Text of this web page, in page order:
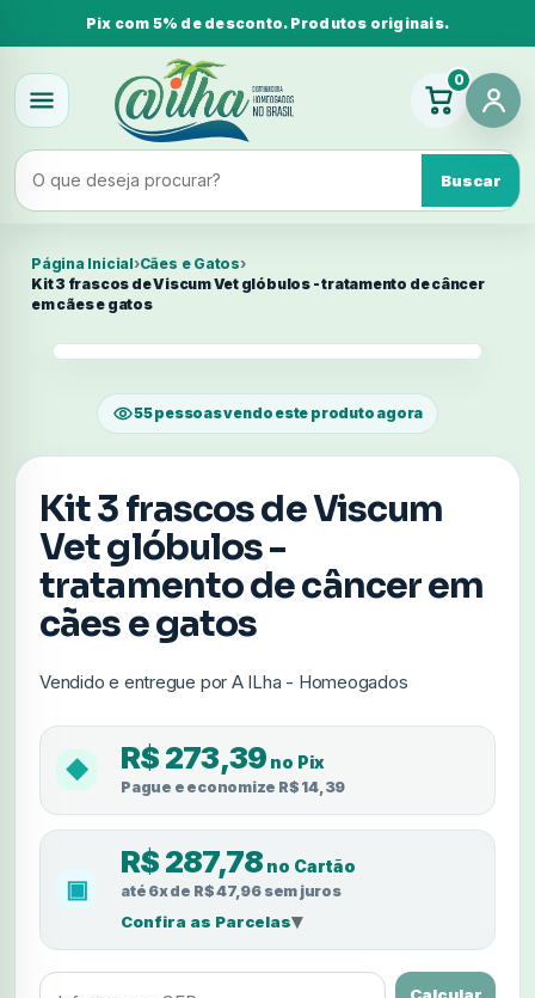
Pix com 5% de desconto. Produtos originais.
Buscar
0
Página Inicial›Cães e Gatos›
Kit 3 frascos de Viscum Vet glóbulos - tratamento de câncer
em cães e gatos
55 pessoas vendo este produto agora
Kit 3 frascos de Viscum
Vet glóbulos -
tratamento de câncer em
cães e gatos
Vendido e entregue por A ILha - Homeogados
◆ R$ 273,39 no Pix
Pague e economize R$ 14,39
▣
R$ 287,78 no Cartão
até 6x de R$ 47,96 sem juros
Confira as Parcelas▾
Calcular